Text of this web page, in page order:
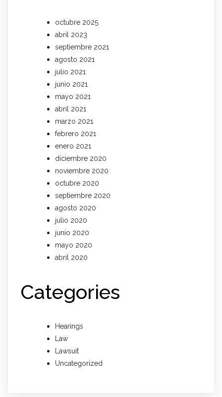
octubre 2025
abril 2023
septiembre 2021
agosto 2021
julio 2021
junio 2021
mayo 2021
abril 2021
marzo 2021
febrero 2021
enero 2021
diciembre 2020
noviembre 2020
octubre 2020
septiembre 2020
agosto 2020
julio 2020
junio 2020
mayo 2020
abril 2020
Categories
Hearings
Law
Lawsuit
Uncategorized